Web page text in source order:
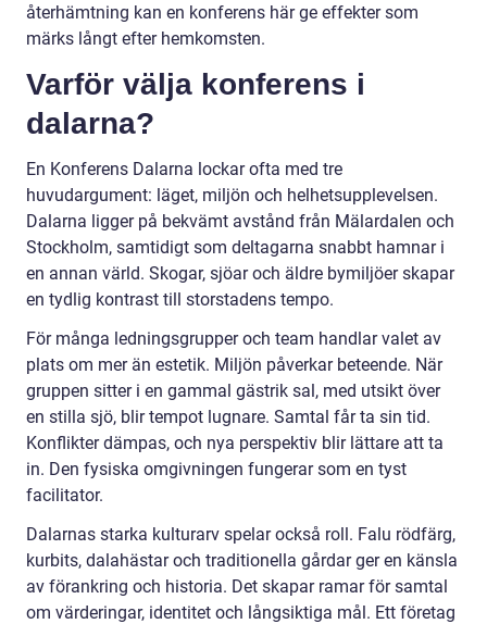
återhämtning kan en konferens här ge effekter som
märks långt efter hemkomsten.
Varför välja konferens i
dalarna?
En Konferens Dalarna lockar ofta med tre
huvudargument: läget, miljön och helhetsupplevelsen.
Dalarna ligger på bekvämt avstånd från Mälardalen och
Stockholm, samtidigt som deltagarna snabbt hamnar i
en annan värld. Skogar, sjöar och äldre bymiljöer skapar
en tydlig kontrast till storstadens tempo.
För många ledningsgrupper och team handlar valet av
plats om mer än estetik. Miljön påverkar beteende. När
gruppen sitter i en gammal gästrik sal, med utsikt över
en stilla sjö, blir tempot lugnare. Samtal får ta sin tid.
Konflikter dämpas, och nya perspektiv blir lättare att ta
in. Den fysiska omgivningen fungerar som en tyst
facilitator.
Dalarnas starka kulturarv spelar också roll. Falu rödfärg,
kurbits, dalahästar och traditionella gårdar ger en känsla
av förankring och historia. Det skapar ramar för samtal
om värderingar, identitet och långsiktiga mål. Ett företag